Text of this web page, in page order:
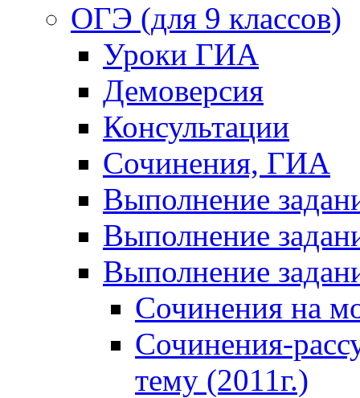
ОГЭ (для 9 классов)
Уроки ГИА
Демоверсия
Консультации
Сочинения, ГИА
Выполнение
Выполнение
Выполнение
Сочинения на
Сочинения-
тему (2011г.)